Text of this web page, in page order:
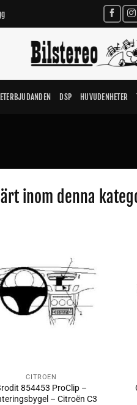
DSP HUVUDENHETER
inom denna
önskelistan
CITROËN
854453 ProClip –
– Citroën C3